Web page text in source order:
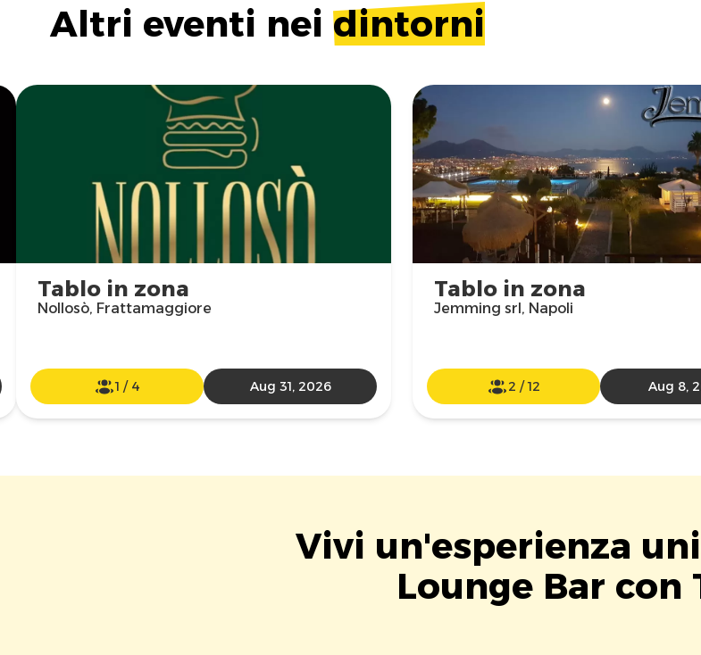
Altri eventi nei dintorni
Tablo in zona
Jemming srl, Napoli
2 /12 Aug 8,
Tablo in zona
Nollosò, Frattamaggiore
1 / 4 Aug 31, 2026
Vivi un'esperienza
Lounge Bar con